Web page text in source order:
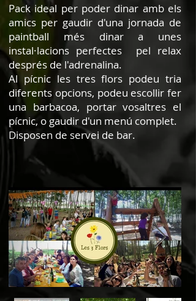
Pack ideal per poder dinar amb els
amics per gaudir d'una jornada de
paintball més dinar a unes
instal·lacions perfectes pel relax
després de l'adrenalina.
Al pícnic les tres flors podeu tria
diferents opcions, podeu escollir fer
una barbacoa, portar vosaltres el
pícnic, o gaudir d'un menú complet.
Disposen de servei de bar.